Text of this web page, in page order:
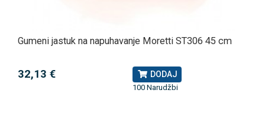
Gumeni jastuk na napuhavanje Moretti ST306 45 cm
32,13 € DODAJ
100 Narudžbi